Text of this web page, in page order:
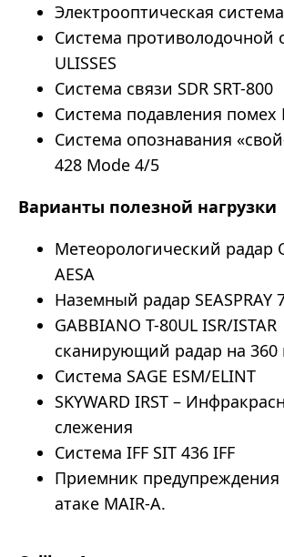
Электрооптическая система
Система противолодочной
ULISSES
Система связи SDR SRT-800
Система подавления помех
Система опознавания
428 Mode 4/5
Варианты полезной нагрузки
Метеорологический радар
AESA
Наземный радар SEASPRAY
GABBIANO T-80UL ISR/ISTAR
сканирующий радар на 360
Система SAGE ESM/ELINT
SKYWARD IRST –
слежения
Система IFF SIT 436 IFF
Приемник предупреждения
атаке MAIR-A.